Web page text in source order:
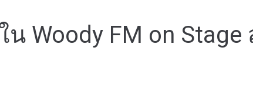
น Woody FM on